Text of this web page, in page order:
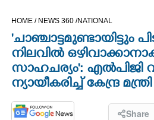
OPINION
HOME / NEWS 360 /NATIONAL
'ചാഞ്ചാട്ടമുണ്ടായിട്ടും
നിലവിൽ
സാഹചര്യം': എല്‍പിജി
ന്യായീകരിച്ച് കേന്ദ്ര മന്ത്രി
Share